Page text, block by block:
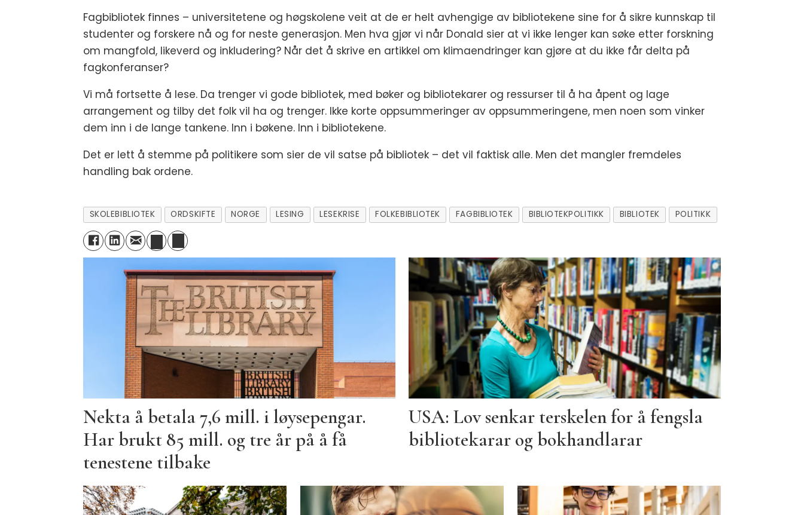
Fagbibliotek finnes – universitetene og høgskolene veit at de er helt avhengige av bibliotekene sine for å sikre kunnskap til
studenter og forskere nå og for neste generasjon. Men hva gjør vi når Donald sier at vi ikke lenger kan søke etter forskning
om mangfold, likeverd og inkludering? Når det å skrive en artikkel om klimaendringer kan gjøre at du ikke får delta på
fagkonferanser?
Vi må fortsette å lese. Da trenger vi gode bibliotek, med bøker og bibliotekarer og ressurser til å ha åpent og lage
arrangement og tilby det folk vil ha og trenger. Ikke korte oppsummeringer av oppsummeringene, men noen som vinker
dem inn i de lange tankene. Inn i bøkene. Inn i bibliotekene.
Det er lett å stemme på politikere som sier de vil satse på bibliotek – det vil faktisk alle. Men det mangler fremdeles
handling bak ordene.
SKOLEBIBLIOTEK ORDSKIFTE NORGE LESING LESEKRISE FOLKEBIBLIOTEK FAGBIBLIOTEK BIBLIOTEKPOLITIKK BIBLIOTEK POLITIKK
Nekta å betala 7,6 mill. i løysepengar.
Har brukt 85 mill. og tre år på å få
tenestene tilbake
USA: Lov senkar terskelen for å fengsla
bibliotekarar og bokhandlarar